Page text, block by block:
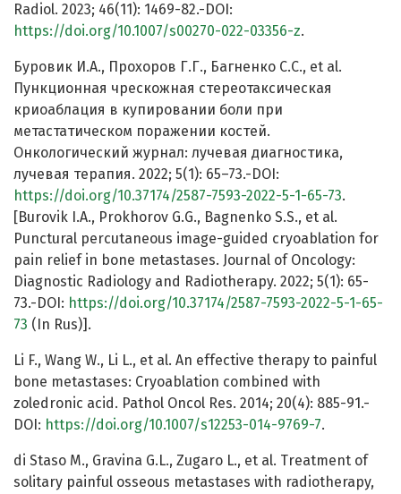
Radiol. 2023; 46(11): 1469-82.-DOI:
https://doi.org/10.1007/s00270-022-03356-z.
Буровик И.А., Прохоров Г.Г., Багненко С.С., et al.
Пункционная чрескожная стереотаксическая
криоаблация в купировании боли при
метастатическом поражении костей.
Онкологический журнал: лучевая диагностика,
лучевая терапия. 2022; 5(1): 65–73.-DOI:
https://doi.org/10.37174/2587-7593-2022-5-1-65-73.
[Burovik I.A., Prokhorov G.G., Bagnenko S.S., et al.
Punctural percutaneous image-guided cryoablation for
pain relief in bone metastases. Journal of Oncology:
Diagnostic Radiology and Radiotherapy. 2022; 5(1): 65-
73.-DOI: https://doi.org/10.37174/2587-7593-2022-5-1-65-
73 (In Rus)].
Li F., Wang W., Li L., et al. An effective therapy to painful
bone metastases: Cryoablation combined with
zoledronic acid. Pathol Oncol Res. 2014; 20(4): 885-91.-
DOI: https://doi.org/10.1007/s12253-014-9769-7.
di Staso M., Gravina G.L., Zugaro L., et al. Treatment of
solitary painful osseous metastases with radiotherapy,